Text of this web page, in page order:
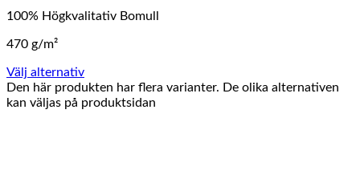
100% Högkvalitativ Bomull
470 g/m²
Välj alternativ
Den här produkten har flera varianter. De olika alternativen
kan väljas på produktsidan